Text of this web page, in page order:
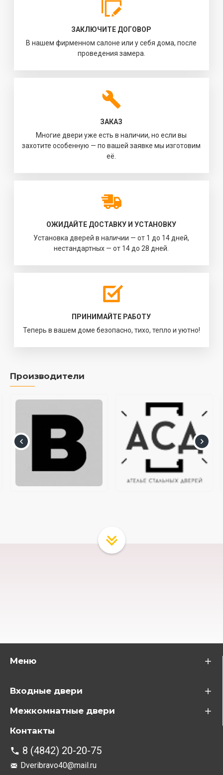
ЗАКЛЮЧИТЕ ДОГОВОР
В нашем фирменном салоне или у себя дома, после
проведения замера.
ЗАКАЗ
Многие двери уже есть в наличии, но если вы
захотите особенную — по вашей заявке мы изготовим
её.
ОЖИДАЙТЕ ДОСТАВКУ И УСТАНОВКУ
Установка дверей в наличии — от 1 до 14 дней,
нестандартных — от 14 до 28 дней.
ПРИНИМАЙТЕ РАБОТУ
Теперь в вашем доме безопасно, тихо, тепло и уютно!
Производители
Меню
Входные двери
Межкомнатные двери
Контакты
8 (4842) 20-20-75
Dveribravo40@mail.ru